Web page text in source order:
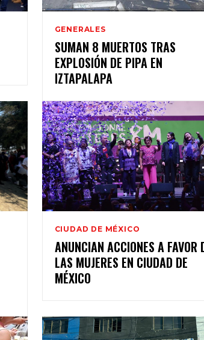
GENERALES
SUMAN 8 MUERTOS TRAS
EXPLOSIÓN DE PIPA EN
IZTAPALAPA
CIUDAD DE MÉXICO
ANUNCIAN ACCIONES A FAVOR
LAS MUJERES EN CIUDAD DE
MÉXICO